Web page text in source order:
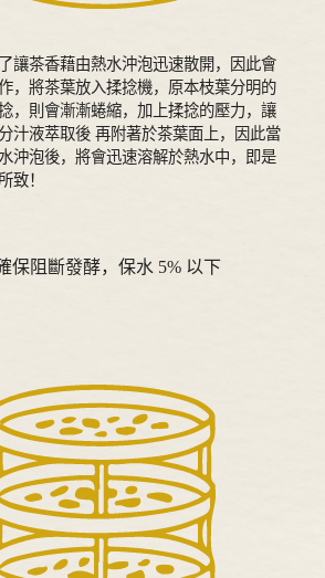
讓茶香藉由熱水沖泡迅速散開，因此會
，將茶葉放入揉捻機，原本枝葉分明的
，則會漸漸蜷縮，加上揉捻的壓力，讓
汁液萃取後 再附著於茶葉面上，因此當
沖泡後，將會迅速溶解於熱水中，即是
致！
保阻斷發酵，保水 5% 以下